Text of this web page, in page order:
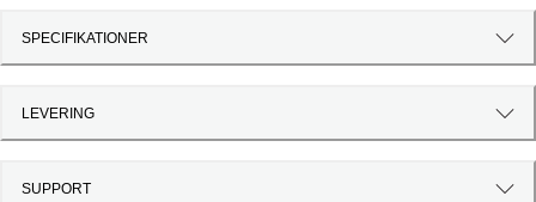
SPECIFIKATIONER
LEVERING
SUPPORT